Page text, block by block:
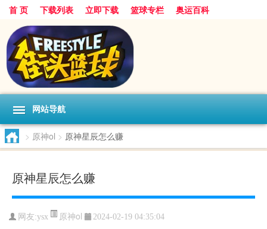
首 页 下载列表 立即下载 篮球专栏 奥运百科
网站导航
> 原神ol > 原神星辰怎么赚
原神星辰怎么赚
网友:ysx 原神ol 2024-02-19 04:35:04